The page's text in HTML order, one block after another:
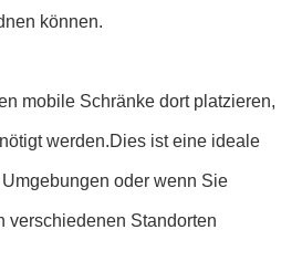
können.
mobile Schränke dort platzieren,
werden.Dies ist eine ideale
oder wenn Sie
verschiedenen Standorten